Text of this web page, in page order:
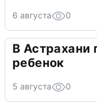
6 августа 0
В Астрахани
ребенок
5 августа 0